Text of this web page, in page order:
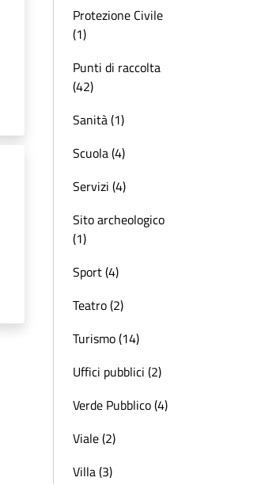
Protezione Civile
(1)
Punti di raccolta
(42)
Sanità (1)
Scuola (4)
Servizi (4)
Sito archeologico
(1)
Sport (4)
Teatro (2)
Turismo (14)
Uffici pubblici (2)
Verde Pubblico (4)
Viale (2)
Villa (3)